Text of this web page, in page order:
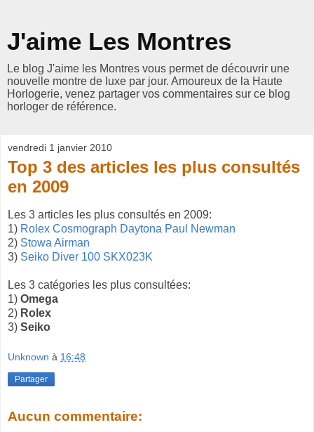
J'aime Les Montres
Le blog J'aime les Montres vous permet de découvrir une
nouvelle montre de luxe par jour. Amoureux de la Haute
Horlogerie, venez partager vos commentaires sur ce blog
horloger de référence.
vendredi 1 janvier 2010
Top 3 des articles les plus consultés
en 2009
Les 3 articles les plus consultés en 2009:
1) Rolex Cosmograph Daytona Paul Newman
2) Stowa Airman
3) Seiko Diver 100 SKX023K
Les 3 catégories les plus consultées:
1) Omega
2) Rolex
3) Seiko
Unknown à 16:48
Partager
Aucun commentaire: